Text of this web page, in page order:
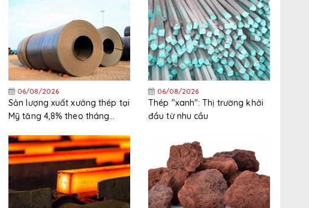
06/08/2026
Sản lượng xuất xưởng thép tại
Mỹ tăng 4,8% theo tháng
06/08/2026
Thép "xanh": Thị trường khởi
đầu từ nhu cầu